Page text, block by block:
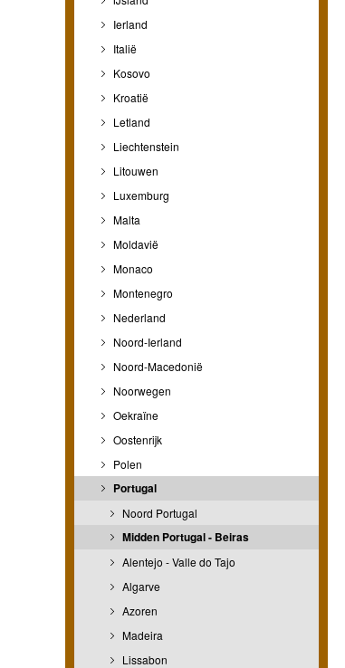
Ierland
Italië
Kosovo
Kroatië
Letland
Liechtenstein
Litouwen
Luxemburg
Malta
Moldavië
Monaco
Montenegro
Nederland
Noord-Ierland
Noord-Macedonië
Noorwegen
Oekraïne
Oostenrijk
Polen
Portugal
Noord Portugal
Midden Portugal - Beiras
Alentejo - Valle do Tajo
Algarve
Azoren
Madeira
Lissabon